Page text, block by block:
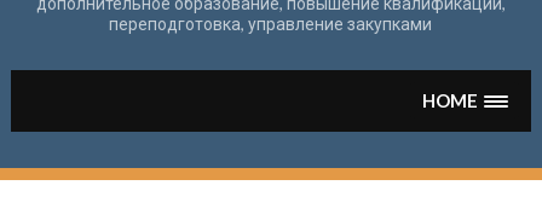
переподготовка, управление закупками
HOME